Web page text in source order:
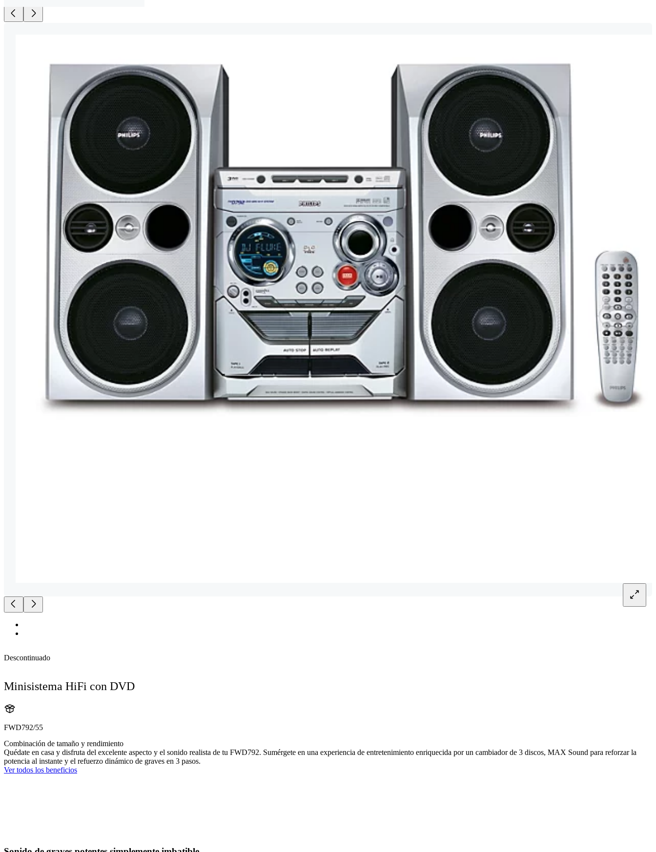
Descontinuado
Minisistema HiFi con DVD
FWD792/55
Combinación de tamaño y rendimiento
Quédate en casa y disfruta del excelente aspecto y el sonido realista de tu FWD792. Sumérgete en una experiencia de entretenimiento enriquecida por un cambiador de 3 discos, MAX Sound para reforzar la
potencia al instante y el refuerzo dinámico de graves en 3 pasos.
Ver todos los beneficios